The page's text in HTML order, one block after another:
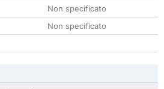
Non specificato
Non specificato